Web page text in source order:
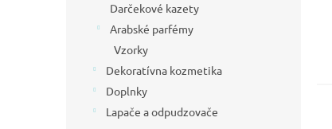
Darčekové kazety
Arabské parfémy
Vzorky
Dekoratívna kozmetika
Doplnky
Lapače a odpudzovače